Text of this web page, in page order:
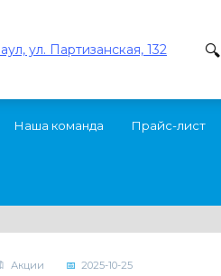
ул. Партизанская, 132
Наша команда Прайс-лист
Акции 2025-10-25